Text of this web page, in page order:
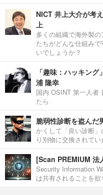
NICT 井上大介が考
上
多くの組織で海外製
たちがどんな仕組み
いでしょうか？
「趣味：ハッキン
浦 隆幸
国内 OSINT 第一人者
たら
脆弱性診断を盗んだ
かくして「良い診断
り別物に交換されてい
[Scan PREMIUM 法
Security Information
は共有されることを欲